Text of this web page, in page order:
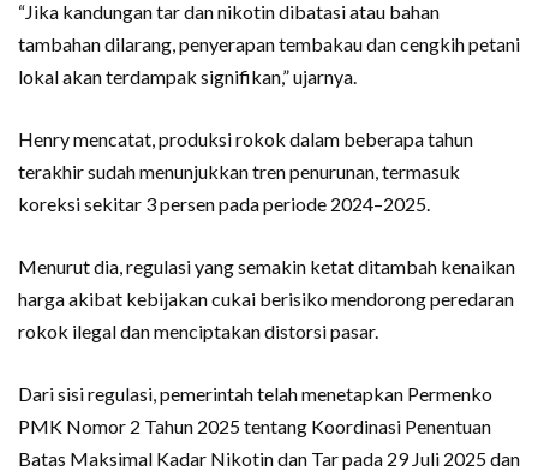
“Jika kandungan tar dan nikotin dibatasi atau bahan
tambahan dilarang, penyerapan tembakau dan cengkih petani
lokal akan terdampak signifikan,” ujarnya.
Henry mencatat, produksi rokok dalam beberapa tahun
terakhir sudah menunjukkan tren penurunan, termasuk
koreksi sekitar 3 persen pada periode 2024–2025.
Menurut dia, regulasi yang semakin ketat ditambah kenaikan
harga akibat kebijakan cukai berisiko mendorong peredaran
rokok ilegal dan menciptakan distorsi pasar.
Dari sisi regulasi, pemerintah telah menetapkan Permenko
PMK Nomor 2 Tahun 2025 tentang Koordinasi Penentuan
Batas Maksimal Kadar Nikotin dan Tar pada 29 Juli 2025 dan